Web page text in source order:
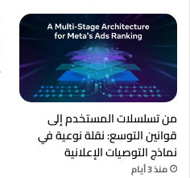
من تسلسلات المستخدم إلى
قوانين التوسع: نقلة نوعية في
نماذج التوصيات الإعلانية
منذ 3 أيام